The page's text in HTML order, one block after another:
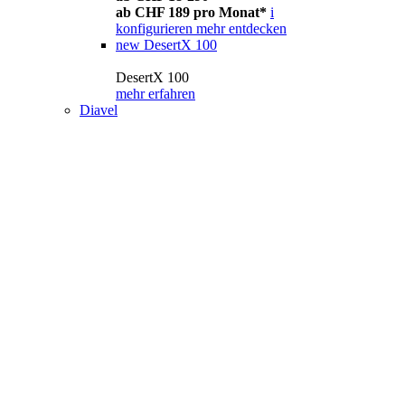
ab CHF 189 pro Monat* i
konfigurieren mehr entdecken
new DesertX 100
DesertX 100
mehr erfahren
Diavel